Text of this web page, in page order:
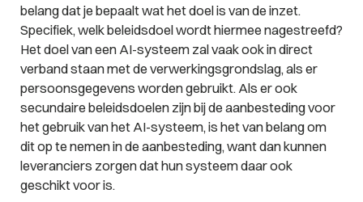
belang dat je bepaalt wat het doel is van de inzet.
Specifiek, welk beleidsdoel wordt hiermee nagestreefd?
Het doel van een AI-systeem zal vaak ook in direct
verband staan met de verwerkingsgrondslag, als er
persoonsgegevens worden gebruikt. Als er ook
secundaire beleidsdoelen zijn bij de aanbesteding voor
het gebruik van het AI-systeem, is het van belang om
dit op te nemen in de aanbesteding, want dan kunnen
leveranciers zorgen dat hun systeem daar ook
geschikt voor is.